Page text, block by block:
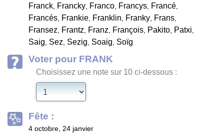
Franck, Francky, Franco, Francys, Francé,
Francés, Frankie, Franklin, Franky, Frans,
Fransez, Frantz, Franz, François, Pakito, Patxi,
Saig, Sez, Sezig, Soaig, Soïg
Voter pour FRANK
Choisissez une note sur 10 ci-dessous :
Fête :
4 octobre, 24 janvier